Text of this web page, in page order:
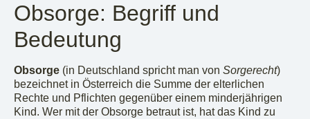
Obsorge: Begriff und
Bedeutung
Obsorge (in Deutschland spricht man von Sorgerecht)
bezeichnet in Österreich die Summe der elterlichen
Rechte und Pflichten gegenüber einem minderjährigen
Kind. Wer mit der Obsorge betraut ist, hat das Kind zu